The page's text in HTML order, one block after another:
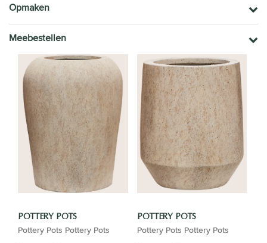
Opmaken
Meebestellen
POTTERY POTS
Pottery Pots Pottery Pots
POTTERY POTS
Pottery Pots Pottery Pots